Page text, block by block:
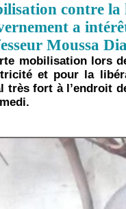
contre la
a
Moussa
mobilisation lors
et pour la
très fort à l’endroit